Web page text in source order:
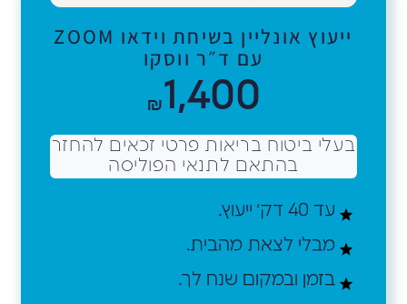
ייעוץ אונליין בשיחת וידאו ZOOM
עם ד״ר ווסקו
1,400
₪
בעלי ביטוח בריאות פרטי זכאים להחזר
בהתאם לתנאי הפוליסה
עד 40 דק׳ ייעוץ.
מבלי לצאת מהבית.
בזמן ובמקום שנח לך.